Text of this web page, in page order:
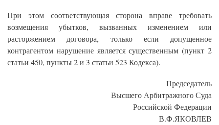
При этом соответствующая сторона вправе требовать
возмещения убытков, вызванных изменением или
расторжением договора, только если допущенное
контрагентом нарушение является существенным (пункт 2
статьи 450, пункты 2 и 3 статьи 523 Кодекса).
Председатель
Высшего Арбитражного Суда
Российской Федерации
В.Ф.ЯКОВЛЕВ